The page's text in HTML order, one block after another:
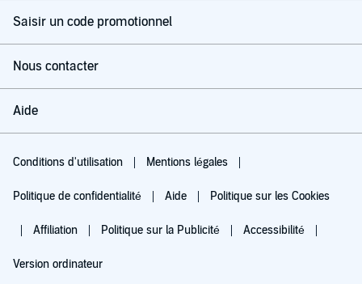
Saisir un code promotionnel
Nous contacter
Aide
Conditions d'utilisation Mentions légales
Politique de confidentialité Aide Politique sur les Cookies
Affiliation Politique sur la Publicité Accessibilité
Version ordinateur